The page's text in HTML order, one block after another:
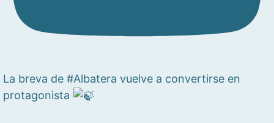
La breva de #Albatera vuelve a convertirse en
protagonista